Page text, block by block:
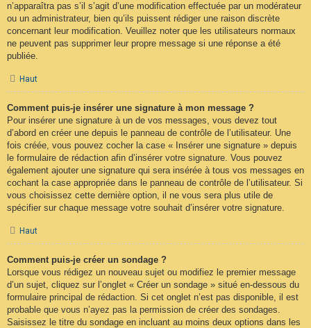
n’apparaîtra pas s’il s’agit d’une modification effectuée par un modérateur
ou un administrateur, bien qu’ils puissent rédiger une raison discrète
concernant leur modification. Veuillez noter que les utilisateurs normaux
ne peuvent pas supprimer leur propre message si une réponse a été
publiée.
Haut
Comment puis-je insérer une signature à mon message ?
Pour insérer une signature à un de vos messages, vous devez tout
d’abord en créer une depuis le panneau de contrôle de l’utilisateur. Une
fois créée, vous pouvez cocher la case « Insérer une signature » depuis
le formulaire de rédaction afin d’insérer votre signature. Vous pouvez
également ajouter une signature qui sera insérée à tous vos messages en
cochant la case appropriée dans le panneau de contrôle de l’utilisateur. Si
vous choisissez cette dernière option, il ne vous sera plus utile de
spécifier sur chaque message votre souhait d’insérer votre signature.
Haut
Comment puis-je créer un sondage ?
Lorsque vous rédigez un nouveau sujet ou modifiez le premier message
d’un sujet, cliquez sur l’onglet « Créer un sondage » situé en-dessous du
formulaire principal de rédaction. Si cet onglet n’est pas disponible, il est
probable que vous n’ayez pas la permission de créer des sondages.
Saisissez le titre du sondage en incluant au moins deux options dans les